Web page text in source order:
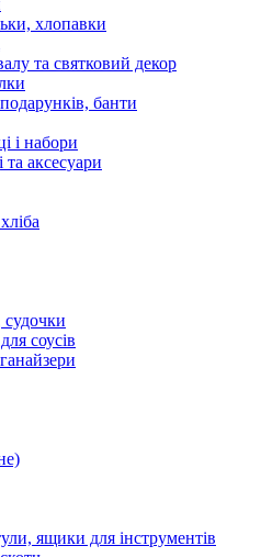
хлопавки
та святковий декор
банти
і набори
аксесуари
соусів
ящики для інструментів